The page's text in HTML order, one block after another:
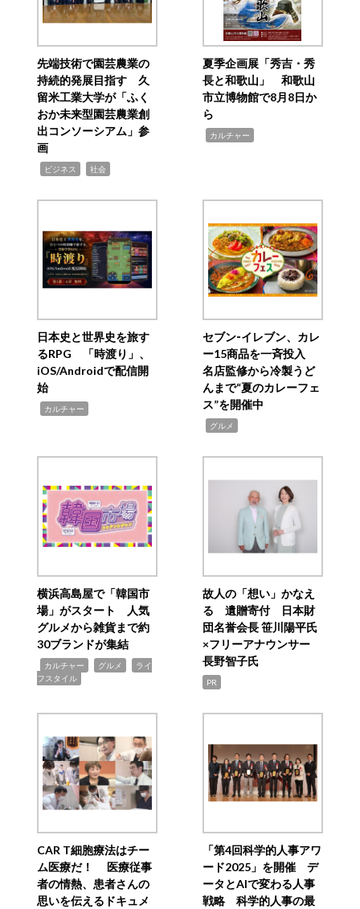
先端技術で園芸農業の
持続的発展目指す 久
留米工業大学が「ふく
おか未来型園芸農業創
出コンソーシアム」参
画
ビジネス 社会
夏季企画展「秀吉・秀
長と和歌山」 和歌山
市立博物館で8月8日か
ら
カルチャー
日本史と世界史を旅す
るRPG 「時渡り」、
iOS/Androidで配信開
始
カルチャー
セブン‐イレブン、カレ
ー15商品を一斉投入
名店監修から冷製うど
んまで“夏のカレーフェ
ス”を開催中
グルメ
横浜高島屋で「韓国市
場」がスタート 人気
グルメから雑貨まで約
30ブランドが集結
カルチャー グルメ
ライ
フスタイル
故人の「想い」かなえ
る 遺贈寄付 日本財
団名誉会長 笹川陽平氏
×フリーアナウンサー
長野智子氏
PR
CAR T細胞療法はチー
ム医療だ！ 医療従事
者の情熱、患者さんの
思いを伝えるドキュメ
「第4回科学的人事アワ
ード2025」を開催 デ
ータとAIで変わる人事
戦略 科学的人事の最